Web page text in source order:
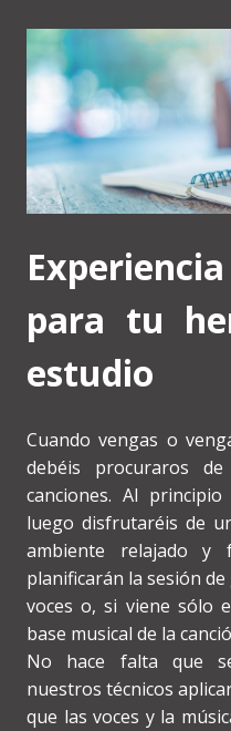
para tu
estudio
Cuando vengas o
debéis procuraros
canciones. Al
luego disfrutaréis de
ambiente relajado y
planificarán la sesión
voces o, si viene sólo
base musical de la
No hace falta que
nuestros técnicos
que las voces y la